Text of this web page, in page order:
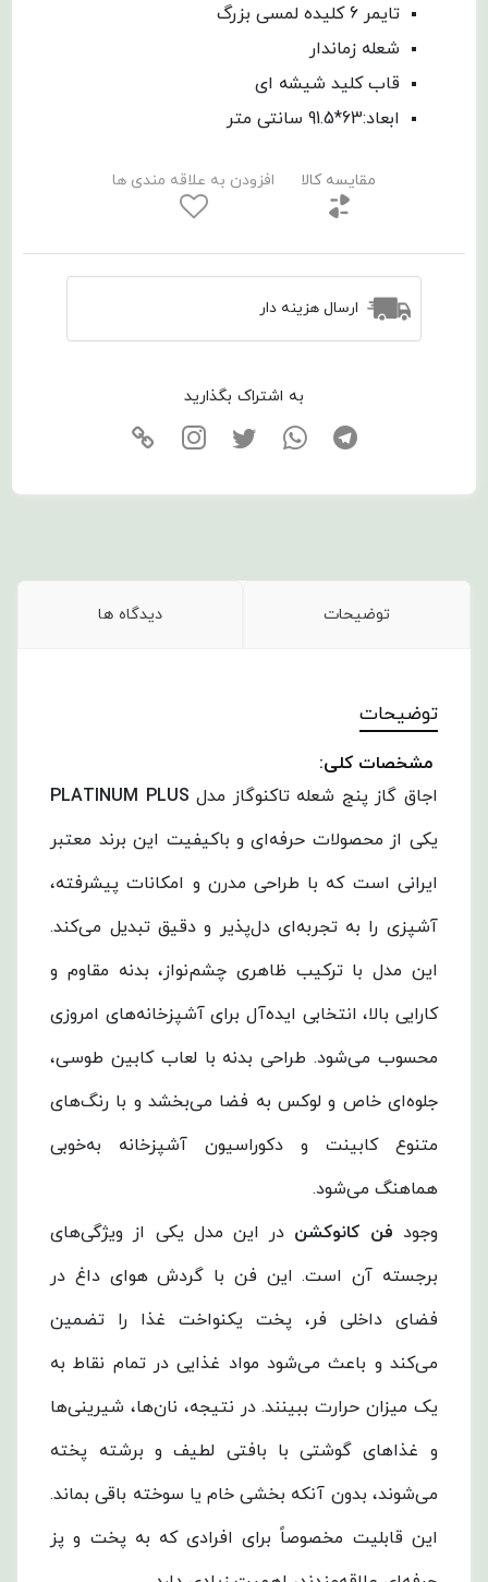
تایمر 6 کلیده لمسی بزرگ
شعله زماندار
قاب کلید شیشه ای
ابعاد:63*91.5 سانتی متر
مقایسه کالا افزودن به علاقه مندی ها
ارسال هزینه دار
به اشتراک بگذارید
توضیحات دیدگاه ها
توضیحات
مشخصات کلی:
اجاق گاز پنج شعله تاکنوگاز مدل PLATINUM PLUS
یکی از محصولات حرفه‌ای و باکیفیت این برند معتبر
ایرانی است که با طراحی مدرن و امکانات پیشرفته،
آشپزی را به تجربه‌ای دل‌پذیر و دقیق تبدیل می‌کند.
این مدل با ترکیب ظاهری چشم‌نواز، بدنه مقاوم و
کارایی بالا، انتخابی ایده‌آل برای آشپزخانه‌های امروزی
محسوب می‌شود. طراحی بدنه با لعاب کابین طوسی،
جلوه‌ای خاص و لوکس به فضا می‌بخشد و با رنگ‌های
متنوع کابینت و دکوراسیون آشپزخانه به‌خوبی
هماهنگ می‌شود.
وجود فن کانوکشن در این مدل یکی از ویژگی‌های
برجسته آن است. این فن با گردش هوای داغ در
فضای داخلی فر، پخت یکنواخت غذا را تضمین
می‌کند و باعث می‌شود مواد غذایی در تمام نقاط به
یک میزان حرارت ببینند. در نتیجه، نان‌ها، شیرینی‌ها
و غذاهای گوشتی با بافتی لطیف و برشته پخته
می‌شوند، بدون آنکه بخشی خام یا سوخته باقی بماند.
این قابلیت مخصوصاً برای افرادی که به پخت و پز